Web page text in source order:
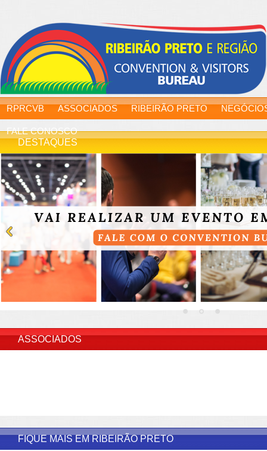
RPRCVB ASSOCIADOS RIBEIRÃO PRETO
FALE CONOSCO
DESTAQUES
ASSOCIADOS
FIQUE MAIS EM RIBEIRÃO PRETO